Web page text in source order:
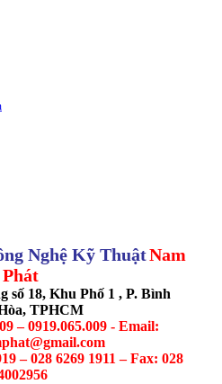
Nghệ Kỹ ThuậtNam
Phát
số 18, Khu Phố 1 , P. Bình
TPHCM
– 0919.065.009 - Email:
– 028 6269 1911 – Fax: 028